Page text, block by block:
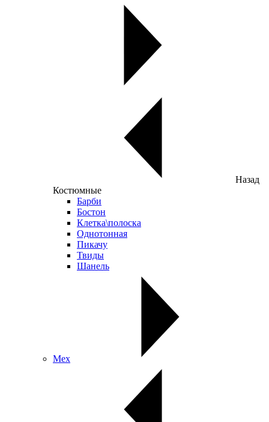
Назад
Костюмные
Барби
Бостон
Клетка\полоска
Однотонная
Пикачу
Твиды
Шанель
Мех